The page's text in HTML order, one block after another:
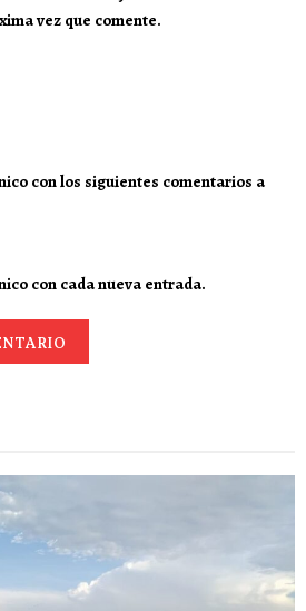
vez que comente.
con los siguientes comentarios a
con cada nueva entrada.